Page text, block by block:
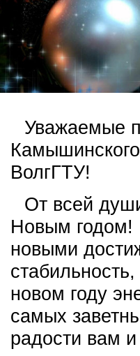
Уважаемые
ВолгГТУ!
От всей
Новым годом!
новыми
новом году
самых
радости вам